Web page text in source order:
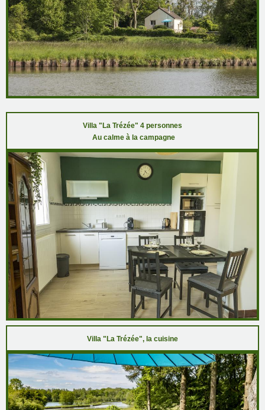
Villa "La Trézée" 4 personnes
Au calme à la campagne
Villa "La Trézée", la cuisine